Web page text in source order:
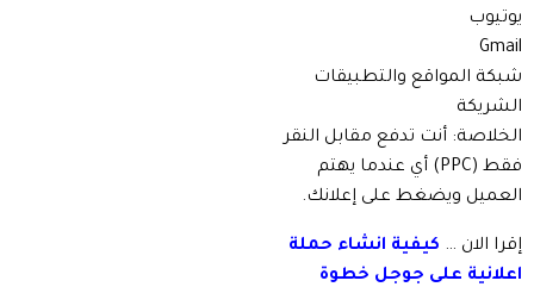
يوتيوب
Gmail
شبكة المواقع والتطبيقات
الشريكة
الخلاصة: أنت تدفع مقابل النقر
فقط (PPC) أي عندما يهتم
العميل ويضغط على إعلانك.
إقرا الان … كيفية انشاء حملة
اعلانية على جوجل خطوة